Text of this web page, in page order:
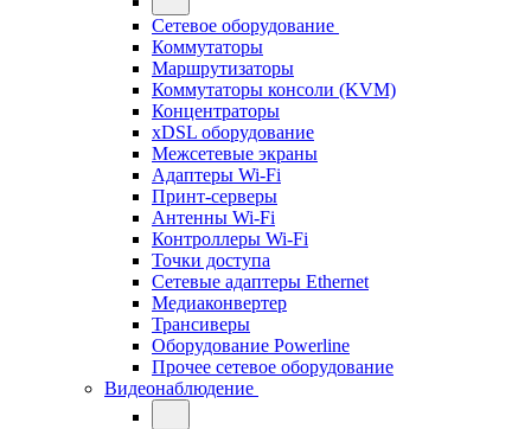
Сетевое оборудование
Коммутаторы
Маршрутизаторы
Коммутаторы консоли (KVM)
Концентраторы
xDSL оборудование
Межсетевые экраны
Адаптеры Wi-Fi
Принт-серверы
Антенны Wi-Fi
Контроллеры Wi-Fi
Точки доступа
Сетевые адаптеры Ethernet
Медиаконвертер
Трансиверы
Оборудование Powerline
Прочее сетевое оборудование
Видеонаблюдение